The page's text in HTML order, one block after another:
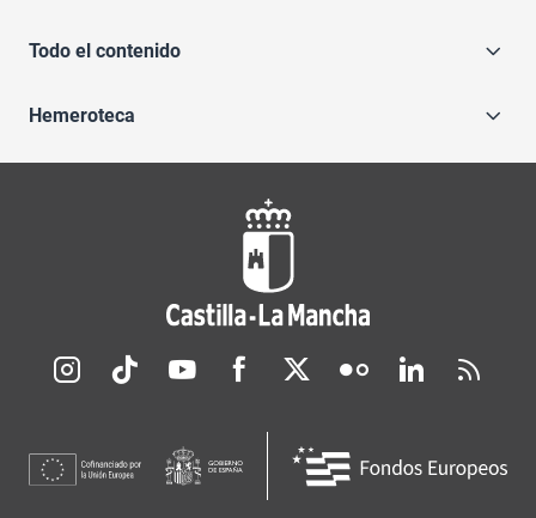
Todo el contenido
Hemeroteca
Redes sociales JCCM